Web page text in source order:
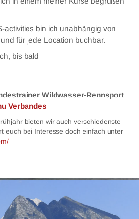
in einem meiner Kurse begrüßen
activities bin ich unabhängig von
für jede Location buchbar.
bis bald
Wildwasser-Rennsport
Verbandes
bieten wir auch verschiedenste
euch bei Interesse doch einfach unter